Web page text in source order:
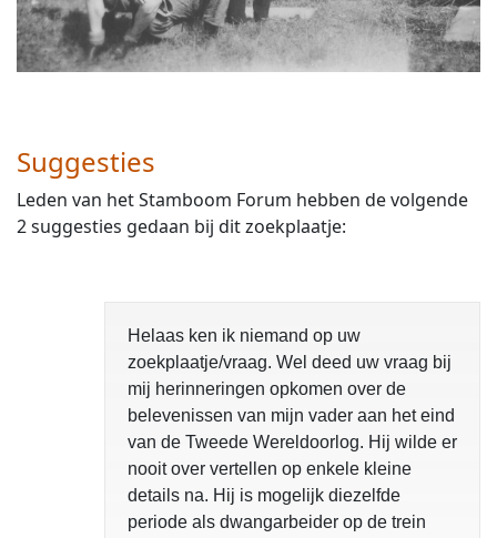
Suggesties
Leden van het Stamboom Forum hebben de volgende
2 suggesties gedaan bij dit zoekplaatje:
Helaas ken ik niemand op uw
zoekplaatje/vraag. Wel deed uw vraag bij
mij herinneringen opkomen over de
belevenissen van mijn vader aan het eind
van de Tweede Wereldoorlog. Hij wilde er
nooit over vertellen op enkele kleine
details na. Hij is mogelijk diezelfde
periode als dwangarbeider op de trein